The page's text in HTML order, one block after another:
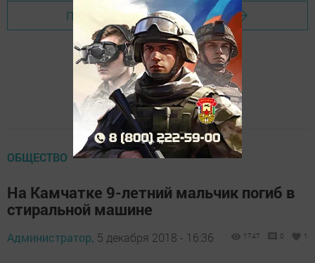
Перейти на страницу новости
ОБЩЕСТВО
На Камчатке 9-летний мальчик погиб в
стиральной машине
Администратор, 5 декабря 2018 - 16:36 1747 0 1